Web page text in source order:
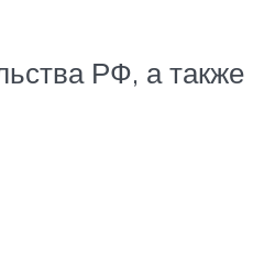
РФ, а также